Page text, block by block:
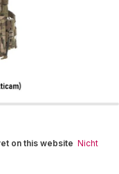
on this website Nicht